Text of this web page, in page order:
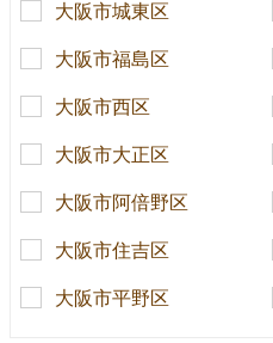
大阪市城東区
大阪市福島区
大阪市西区
大阪市大正区
大阪市阿倍野区
大阪市住吉区
大阪市平野区